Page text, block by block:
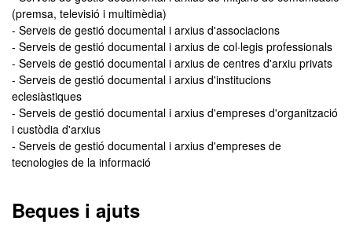
(premsa, televisió i multimèdia)
- Serveis de gestió documental i arxius d'associacions
- Serveis de gestió documental i arxius de col·legis professionals
- Serveis de gestió documental i arxius de centres d'arxiu privats
- Serveis de gestió documental i arxius d'institucions
eclesiàstiques
- Serveis de gestió documental i arxius d'empreses d'organització
i custòdia d'arxius
- Serveis de gestió documental i arxius d'empreses de
tecnologies de la informació
Beques i ajuts